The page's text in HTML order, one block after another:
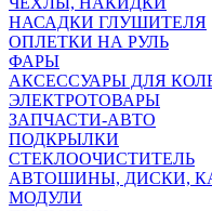
НАСАДКИ ГЛУШИТЕЛЯ
ОПЛЕТКИ НА РУЛЬ
ФАРЫ
АКСЕССУАРЫ ДЛЯ
ЭЛЕКТРОТОВАРЫ
ЗАПЧАСТИ-АВТО
ПОДКРЫЛКИ
СТЕКЛООЧИСТИТЕЛЬ
АВТОШИНЫ, ДИСКИ,
МОДУЛИ